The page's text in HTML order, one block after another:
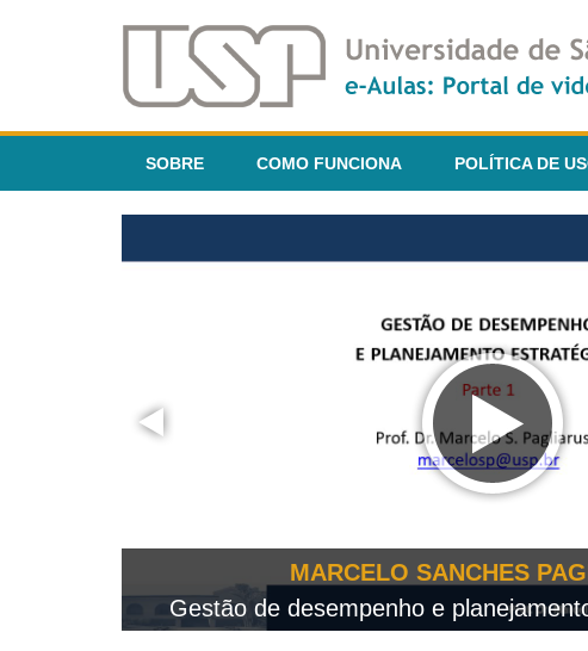
SOBRE COMO FUNCIONA POLÍTICA DE
MARCELO SANCHES
Gestão de desempenho e